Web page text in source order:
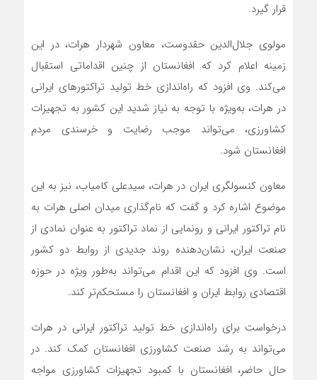
قرار گیرد.
مولوی جلال‌الدین حقدوست، معاون شهردار هرات، در این
زمینه اعلام کرد که افغانستان از چنین اقداماتی استقبال
می‌کند. وی افزود که راه‌اندازی خط تولید تراکتورهای ایرانی
در هرات، به‌ویژه با توجه به نیاز شدید این کشور به تجهیزات
کشاورزی، می‌تواند موجب رضایت و خرسندی مردم
افغانستان شود.
معاون کنسولگری ایران در هرات، سیدعلی کامیاب، نیز به این
موضوع اشاره کرد و گفت که نام‌گذاری میدان اصلی هرات به
نام تراکتور ایرانی و رونمایی از نماد تراکتور به عنوان نمادی از
صنعت ایران، نشان‌دهنده روند جدیدی از روابط دو کشور
است. وی افزود که این اقدام می‌تواند به‌طور ویژه در حوزه
اقتصادی روابط ایران و افغانستان را مستحکم‌تر کند.
درخواست برای راه‌اندازی خط تولید تراکتور ایرانی در هرات
می‌تواند به رشد صنعت کشاورزی افغانستان کمک کند. در
حال حاضر، افغانستان با کمبود تجهیزات کشاورزی مواجه